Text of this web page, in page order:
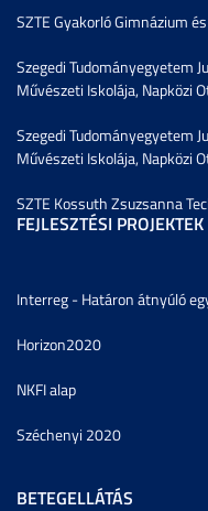
SZTE Gyakorló Gimnázium
Szegedi Tudományegyetem
Művészeti Iskolája, Napközi
Szegedi Tudományegyetem
Művészeti Iskolája, Napközi
SZTE Kossuth Zsuzsanna
FEJLESZTÉSI PROJEKTEK
Interreg - Határon átnyúló
Horizon2020
NKFI alap
Széchenyi 2020
BETEGELLÁTÁS